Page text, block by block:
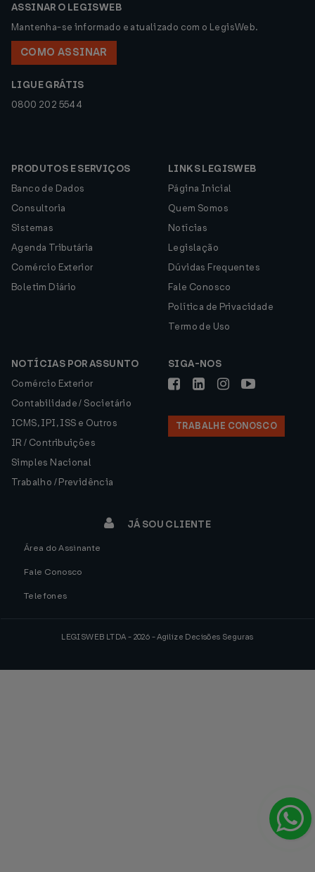
ASSINAR O LEGISWEB
Mantenha-se informado e atualizado com o LegisWeb.
COMO ASSINAR
LIGUE GRÁTIS
0800 202 5544
PRODUTOS E SERVIÇOS
Banco de Dados
Consultoria
Sistemas
Agenda Tributária
Comércio Exterior
Boletim Diário
LINKS LEGISWEB
Página Inicial
Quem Somos
Notícias
Legislação
Dúvidas Frequentes
Fale Conosco
Política de Privacidade
Termo de Uso
NOTÍCIAS POR ASSUNTO
Comércio Exterior
Contabilidade / Societário
ICMS, IPI, ISS e Outros
IR / Contribuições
Simples Nacional
Trabalho / Previdência
SIGA-NOS
TRABALHE CONOSCO
JÁ SOU CLIENTE
Área do Assinante
Fale Conosco
Telefones
LEGISWEB LTDA - 2026 - Agilize Decisões Seguras